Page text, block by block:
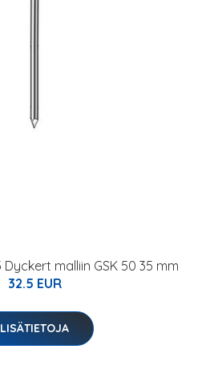
malliin GSK 50 35 mm
32.5 EUR
LISÄTIETOJA